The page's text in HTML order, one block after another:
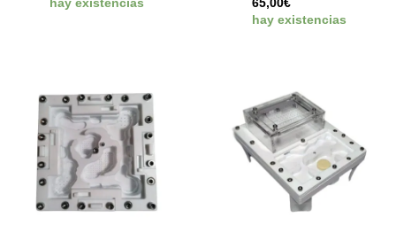
hay existencias